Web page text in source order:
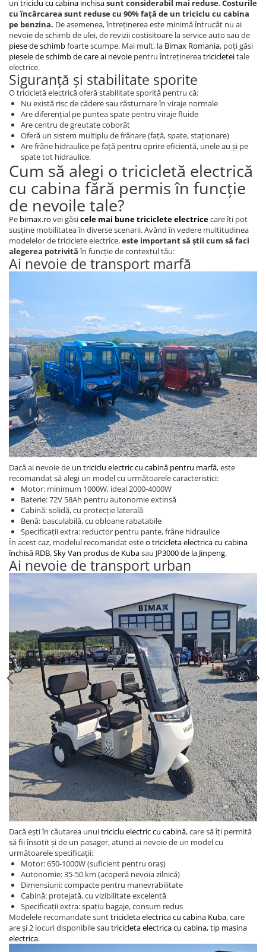
KuKirin G2 MASTER
Kukirin G2 MAX
KuKirin G2 PRO
KuKirin G3 PRO
Kukirin G4 (2025)
KuKirin S1 PRO
Kugoo S1
Kugoo G2 Pro
Piese Xiaomi
Scooter 3 (Mi3)
Scooter 3 Lite (Mi3 Lite)
Scooter 4 PRO (Mi4 PRO)
Essential, M365, 1S
PRO / PRO2
Scooter 4 Ultra
Piese Xiaomi Scooter 5
Piese Xiaomi Scooter Elite
Piese Xiaomi Scooter 5 PLUS
Piese Xiaomi Scooter 5 MAX
Piese Xiaomi Scooter 6 PRO
Piese Xiaomi Scooter 6 MAX
Piese Xiaomi Scooter 6
Scooter 4 Lite
Accesorii Trotinete
Piese Segway/Ninebot
ES1, ES2, ES3
Ninebot Segway ZT3 PRO
Piese de Schimb
Senzori Pedelec
Becuri
Piese Hoverboard
Piese masinute electrice copii
Franare
Relee
Pedale si accesorii
Mecanica
Conectori - Sigurante
Spite
Tranzistori Mosfet - Senzori
Invertor tensiune
Piese Trotineta Electrica - grupate
pe Brand
Piese tricicluri electrice univerale
Piese Trotinete Electrice
Universale
Piese Scutere Electrice universale
Incarcatoare
Acceleratii
Acumulatori
Anvelope si camere
Controllere
Display / Bord
Motoare
Piese grupate pe Producator
Accesorii
Huse / Parbrize
un triciclu cu cabina inchisasunt considerabil mai reduse.Costurile
cu încărcarea sunt reduse cu 90% față de un triciclu cu cabina
pe benzina. De asemenea, întreținerea este minimă întrucât nu ai
nevoie de schimb de ulei, de revizii costisitoare la service auto sau de
piese de schimbfoarte scumpe. Mai mult, la Bimax Romania, poți găsi
piesele de schimb de care ai nevoie pentru întreținereatricicleteitale
electrice.
Siguranță și stabilitate sporite
O tricicletă electrică oferă stabilitate sporită pentru că:
Nu există risc de cădere sau răsturnare în viraje normale
Are diferențial pe puntea spate pentru viraje fluide
Are centru de greutate coborât
Oferă un sistem multiplu de frânare (față, spate, staționare)
Are frâne hidraulice pe față pentru oprire eficientă, unele au și pe
spate tot hidraulice.
Cum să alegi o tricicletă electrică
cu cabina fără permis în funcție
de nevoile tale?
Pe bimax.ro vei găsicele mai bune triciclete electricecare îți pot
susține mobilitatea în diverse scenarii. Având în vedere multitudinea
modelelor de triciclete electrice,este important să știi cum să faci
alegerea potrivităîn funcție de contextul tău:
Ai nevoie de transport marfă
Dacă ai nevoie de un triciclu electric cu cabină pentru marfă, este
recomandat să alegi un model cu următoarele caracteristici:
Motor: minimum 1000W, ideal 2000-4000W
Baterie: 72V 58Ah pentru autonomie extinsă
Cabină: solidă, cu protecție laterală
Benă: basculabilă, cu obloane rabatabile
Specificații extra: reductor pentru pante, frâne hidraulice
În acest caz, modelul recomandat esteo tricicleta electrica cu cabina
închisă RDB,Sky Van produs de Kubasau JP3000 de la Jinpeng.
Ai nevoie de transport urban
Dacă ești în căutarea unuitriciclu electric cu cabină, care să îți permită
să fii însoțit și de un pasager, atunci ai nevoie de un model cu
următoarele specificații:
Motor: 650-1000W (suficient pentru oraș)
Autonomie: 35-50 km (acoperă nevoia zilnică)
Dimensiuni: compacte pentru manevrabilitate
Cabină: protejată, cu vizibilitate excelentă
Specificații extra: spațiu bagaje, consum redus
Modelele recomandate sunttricicleta electrica cu cabina Kuba, care
are și 2 locuri disponibile sau tricicleta electrica cu cabina, tip masina
electrica.